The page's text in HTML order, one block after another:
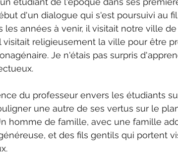
d'un dialogue qui s'est poursuivi au
les années à venir, il visitait notre ville
visitait religieusement la ville pour être
Je n'étais pas surpris
du professeur envers les étudiants
une autre de ses vertus sur le
homme de famille, avec une famille
et des fils gentils qui portent